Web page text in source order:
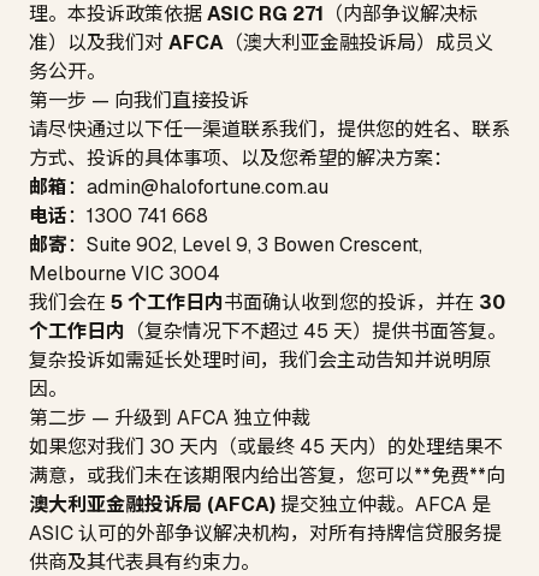
理。本投诉政策依据ASIC RG 271 （内部争议解决标
准）以及我们对 AFCA （澳大利亚金融投诉局）成员义
务公开。
第一步 — 向我们直接投诉
请尽快通过以下任一渠道联系我们，提供您的姓名、联系
方式、投诉的具体事项、以及您希望的解决方案：
邮箱： admin@halofortune.com.au
电话： 1300 741 668
邮寄： Suite 902, Level 9, 3 Bowen Crescent,
Melbourne VIC 3004
我们会在 5 个工作日内书面确认收到您的投诉，并在 30
个工作日内 （复杂情况下不超过 45 天）提供书面答复。
复杂投诉如需延长处理时间，我们会主动告知并说明原
因。
第二步 — 升级到 AFCA 独立仲裁
如果您对我们 30 天内（或最终 45 天内）的处理结果不
满意，或我们未在该期限内给出答复，您可以**免费**向
澳大利亚金融投诉局 (AFCA)提交独立仲裁。AFCA 是
ASIC 认可的外部争议解决机构，对所有持牌信贷服务提
供商及其代表具有约束力。